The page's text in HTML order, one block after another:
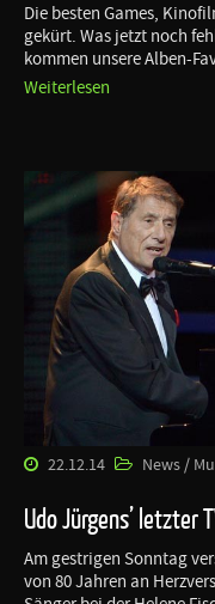
Die besten Games,
gekürt. Was jetzt noch
kommen unsere Alben-
Weiterlesen
22.12.14 News /
Udo Jürgens’ letzter
Am gestrigen Sonntag
von 80 Jahren an